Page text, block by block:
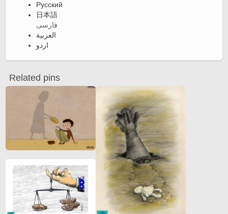
Русский
日本語
فارسی
العربية
اردو
Related pins